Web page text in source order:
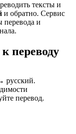
тексты и
и обратно. Сервис
перевода и
переводу
русский.
перевод.